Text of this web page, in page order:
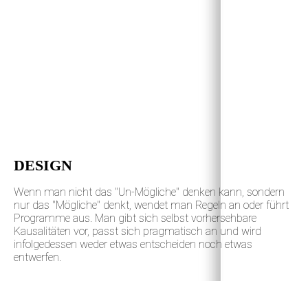
DESIGN
Wenn man nicht das "Un-Mögliche" denken kann, sondern
nur das "Mögliche" denkt, wendet man Regeln an oder führt
Programme aus. Man gibt sich selbst vorhersehbare
Kausalitäten vor, passt sich pragmatisch an und wird
infolgedessen weder etwas entscheiden noch etwas
entwerfen.